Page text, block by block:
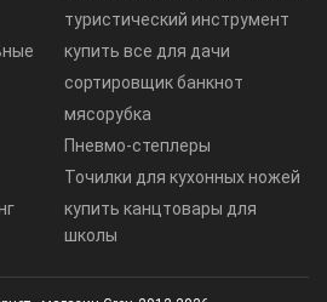
туристический инструмент
купить все для дачи
сортировщик банкнот
мясорубка
Пневмо-степлеры
Точилки для кухонных ножей
купить канцтовары для
школы